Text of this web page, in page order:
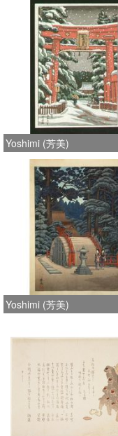
Yoshimi (芳美)
Yoshimi (芳美)